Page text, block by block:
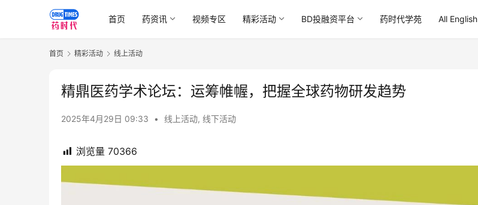
首页 药资讯 视频专区 精彩活动 BD投融资平台 药时代学苑 All English
首页 精彩活动 线上活动
精鼎医药学术论坛：运筹帷幄，把握全球药物研发趋势
2025年4月29日 09:33 • 线上活动, 线下活动
浏览量 70366